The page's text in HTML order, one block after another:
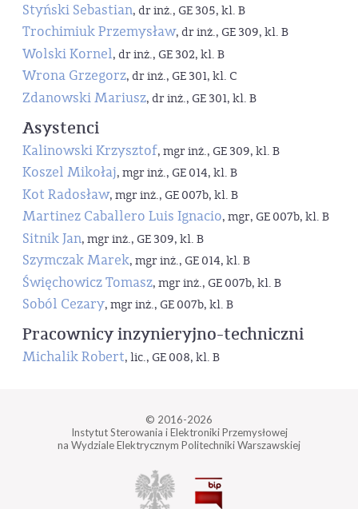
Styński Sebastian, dr inż., GE 305, kl. B
Trochimiuk Przemysław, dr inż., GE 309, kl. B
Wolski Kornel, dr inż., GE 302, kl. B
Wrona Grzegorz, dr inż., GE 301, kl. C
Zdanowski Mariusz, dr inż., GE 301, kl. B
Asystenci
Kalinowski Krzysztof, mgr inż., GE 309, kl. B
Koszel Mikołaj, mgr inż., GE 014, kl. B
Kot Radosław, mgr inż., GE 007b, kl. B
Martinez Caballero Luis Ignacio, mgr, GE 007b, kl. B
Sitnik Jan, mgr inż., GE 309, kl. B
Szymczak Marek, mgr inż., GE 014, kl. B
Święchowicz Tomasz, mgr inż., GE 007b, kl. B
Soból Cezary, mgr inż., GE 007b, kl. B
Pracownicy inzynieryjno-techniczni
Michalik Robert, lic., GE 008, kl. B
© 2016-2026
Instytut Sterowania i Elektroniki Przemysłowej
na Wydziale Elektrycznym Politechniki Warszawskiej